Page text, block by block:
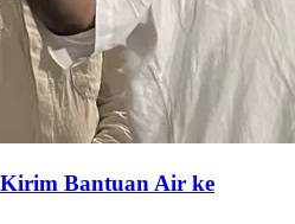
Bantuan Air ke